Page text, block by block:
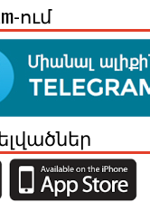
ում